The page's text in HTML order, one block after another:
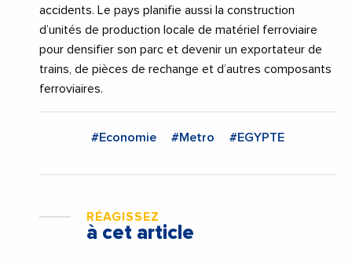
accidents. Le pays planifie aussi la construction
d’unités de production locale de matériel ferroviaire
pour densifier son parc et devenir un exportateur de
trains, de pièces de rechange et d’autres composants
ferroviaires.
#Economie #Metro #EGYPTE
RÉAGISSEZ
à cet article